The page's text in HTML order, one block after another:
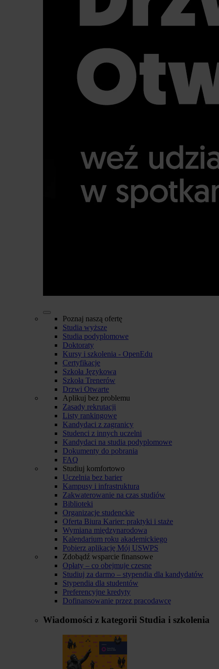
Poznaj naszą ofertę
Studia wyższe
Studia podyplomowe
Doktoraty
Kursy i szkolenia - OpenEdu
Certyfikacje
Szkoła Językowa
Szkoła Trenerów
Drzwi Otwarte
Aplikuj bez problemu
Zasady rekrutacji
Listy rankingowe
Kandydaci z zagranicy
Studenci z innych uczelni
Kandydaci na studia podyplomowe
Dokumenty do pobrania
FAQ
Studiuj komfortowo
Uczelnia bez barier
Kampusy i infrastruktura
Zakwaterowanie na czas studiów
Biblioteki
Organizacje studenckie
Oferta Biura Karier: praktyki i staże
Wymiana międzynarodowa
Kalendarium roku akademickiego
Pobierz aplikację Mój USWPS
Zdobądź wsparcie finansowe
Opłaty – co obejmuje czesne
Studiuj za darmo – stypendia dla kandydatów
Stypendia dla studentów
Preferencyjne kredyty
Dofinansowanie przez pracodawcę
Wiadomości z kategorii Studia i szkolenia